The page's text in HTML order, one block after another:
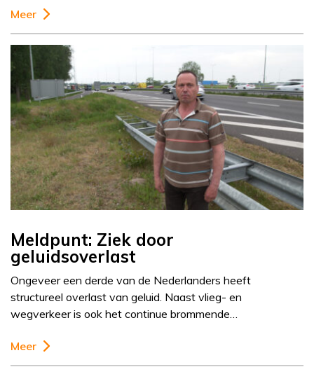
Meer
Meldpunt: Ziek door
geluidsoverlast
Ongeveer een derde van de Nederlanders heeft
structureel overlast van geluid. Naast vlieg- en
wegverkeer is ook het continue brommende…
Meer